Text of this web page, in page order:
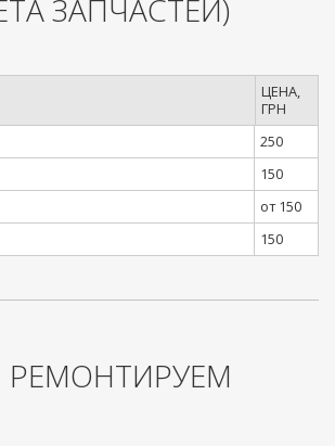
ЗАПЧАСТЕЙ)
ЦЕНА,
ГРН
250
150
от 150
150